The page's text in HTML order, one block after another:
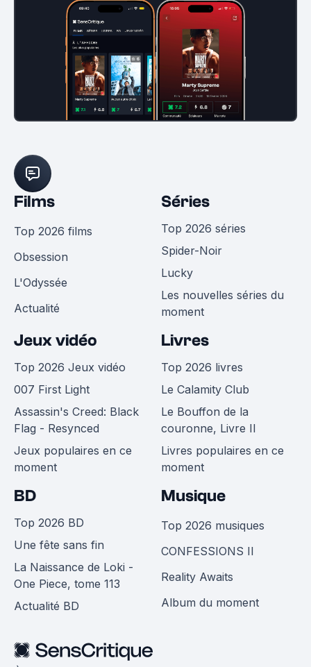
Films
Top 2026 films
Obsession
L'Odyssée
Actualité
Séries
Top 2026 séries
Spider-Noir
Lucky
Les nouvelles séries du
moment
Jeux vidéo
Top 2026 Jeux vidéo
007 First Light
Assassin's Creed: Black
Flag - Resynced
Jeux populaires en ce
moment
Livres
Top 2026 livres
Le Calamity Club
Le Bouffon de la
couronne, Livre II
Livres populaires en ce
moment
BD
Top 2026 BD
Une fête sans fin
La Naissance de Loki -
One Piece, tome 113
Actualité BD
Musique
Top 2026 musiques
CONFESSIONS II
Reality Awaits
Album du moment